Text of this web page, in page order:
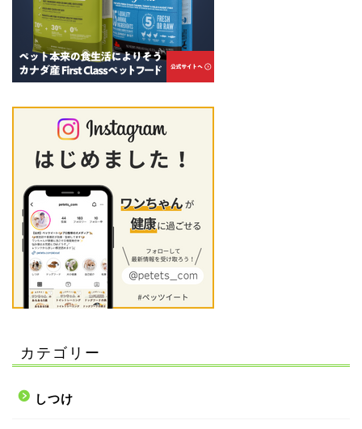
カテゴリー
しつけ